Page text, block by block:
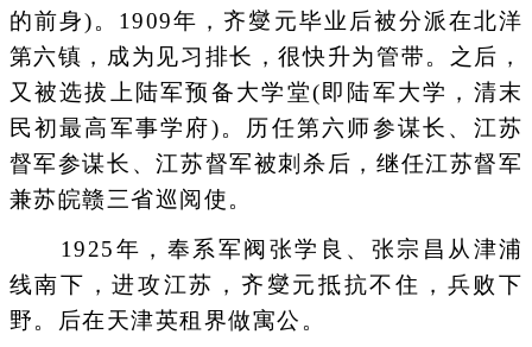
的前身)。1909年，齐燮元毕业后被分派在北洋
第六镇，成为见习排长，很快升为管带。之后，
又被选拔上陆军预备大学堂(即陆军大学，清末
民初最高军事学府)。历任第六师参谋长、江苏
督军参谋长、江苏督军被刺杀后，继任江苏督军
兼苏皖赣三省巡阅使。
1925年，奉系军阀张学良、张宗昌从津浦
线南下，进攻江苏，齐燮元抵抗不住，兵败下
野。后在天津英租界做寓公。